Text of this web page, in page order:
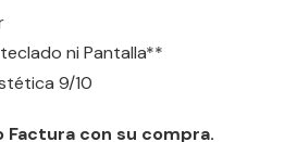
ni Pantalla**
9/10
Factura con su compra.